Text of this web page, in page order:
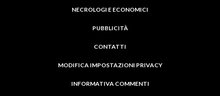
NECROLOGI E ECONOMICI
PUBBLICITÀ
CONTATTI
MODIFICA IMPOSTAZIONI PRIVACY
INFORMATIVA COMMENTI